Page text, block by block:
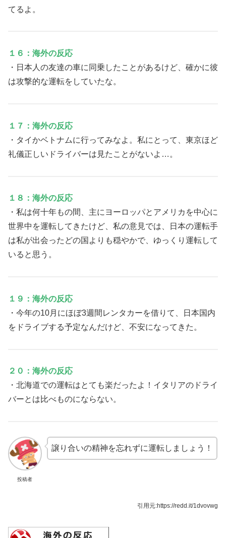
てるよ。
１６：海外の反応
・日本人の友達の車に同乗したことがあるけど、確かに彼
は攻撃的な運転をしていたな。
１７：海外の反応
・タイかベトナムに行ってみなよ。私にとって、東京ほど
礼儀正しいドライバーは見たことがないよ…。
１８：海外の反応
・私は何十年もの間、主にヨーロッパとアメリカを中心に
世界中を運転してきたけど、私の意見では、日本の運転手
は私が出会ったどの国よりも穏やかで、ゆっくり運転して
いると思う。
１９：海外の反応
・今年の10月にほぼ3週間レンタカーを借りて、日本国内
をドライブする予定なんだけど、不安になってきた。
２０：海外の反応
・北海道での運転はとても楽だったよ！イタリアのドライ
バーとは比べものにならない。
投稿者
譲り合いの精神を忘れずに運転しましょう！
引用元:https://redd.it/1dvovwg